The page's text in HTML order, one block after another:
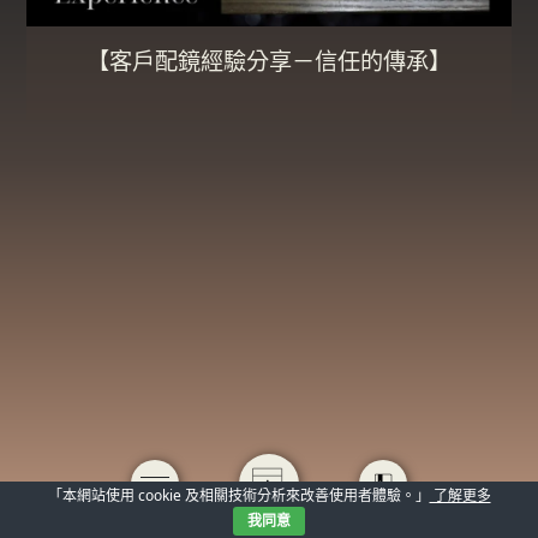
【客戶配鏡經驗分享－信任的傳承】
「本網站使用 cookie 及相關技術分析來改善使用者體驗。」
了解更多
我同意